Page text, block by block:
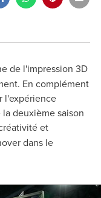
de l'impression 3D
En complément
l'expérience
deuxième saison
et
dans le